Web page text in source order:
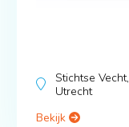
Stichtse Vecht,
Utrecht
Bekijk